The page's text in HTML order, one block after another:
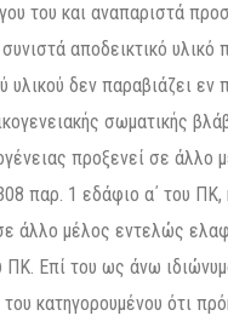
του και αναπαριστά
αποδεικτικό
δεν παραβιάζει εν
σωματικής
προξενεί σε άλλο
παρ. 1 εδάφιο α΄ του
άλλο μέλος εντελώς
Επί του ως άνω
κατηγορουμένου ότι